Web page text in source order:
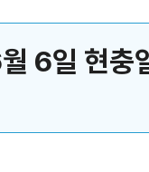
6일 현충